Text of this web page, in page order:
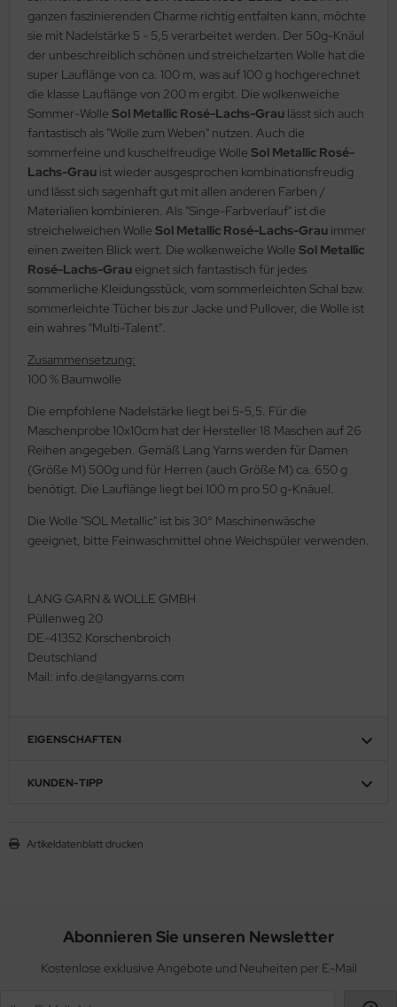
ganzen faszinierenden Charme richtig entfalten kann, möchte
sie mit Nadelstärke 5 - 5,5 verarbeitet werden. Der 50g-Knäul
der unbeschreiblich schönen und streichelzarten Wolle hat die
super Lauflänge von ca. 100 m, was auf 100 g hochgerechnet
die klasse Lauflänge von 200 m ergibt. Die wolkenweiche
Sommer-Wolle Sol Metallic Rosé-Lachs-Grau lässt sich auch
fantastisch als "Wolle zum Weben" nutzen. Auch die
sommerfeine und kuschelfreudige Wolle Sol Metallic Rosé-
Lachs-Grau ist wieder ausgesprochen kombinationsfreudig
und lässt sich sagenhaft gut mit allen anderen Farben /
Materialien kombinieren. Als "Singe-Farbverlauf" ist die
streichelweichen Wolle Sol Metallic Rosé-Lachs-Grau immer
einen zweiten Blick wert. Die wolkenweiche Wolle Sol Metallic
Rosé-Lachs-Grau eignet sich fantastisch für jedes
sommerliche Kleidungsstück, vom sommerleichten Schal bzw.
sommerleichte Tücher bis zur Jacke und Pullover, die Wolle ist
ein wahres "Multi-Talent".
Zusammensetzung:
100 % Baumwolle
Die empfohlene Nadelstärke liegt bei 5-5,5. Für die
Maschenprobe 10x10cm hat der Hersteller 18 Maschen auf 26
Reihen angegeben. Gemäß Lang Yarns werden für Damen
(Größe M) 500g und für Herren (auch Größe M) ca. 650 g
benötigt. Die Lauflänge liegt bei 100 m pro 50 g-Knäuel.
Die Wolle "SOL Metallic" ist bis 30° Maschinenwäsche
geeignet, bitte Feinwaschmittel ohne Weichspüler verwenden.
LANG GARN & WOLLE GMBH
Püllenweg 20
DE-41352 Korschenbroich
Deutschland
Mail: info.de@langyarns.com
EIGENSCHAFTEN
KUNDEN-TIPP
Artikeldatenblatt drucken
Abonnieren Sie unseren Newsletter
Kostenlose exklusive Angebote und Neuheiten per E-Mail